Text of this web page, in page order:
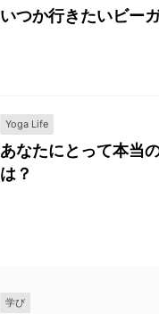
いつか行きたいビー
Yoga Life
あなたにとって本当
は？
学び